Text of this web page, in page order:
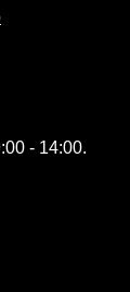
- 14:00.